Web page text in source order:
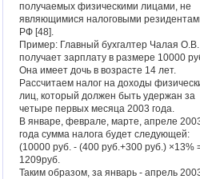
получаемых физическими лицами, не
являющимися налоговыми
РФ [48].
Пример: Главный бухгалтер Чалая О.В.
получает зарплату в размере 10000
Она имеет дочь в возрасте 14 лет.
Рассчитаем налог на доходы
лиц, который должен быть удержан за
четыре первых месяца 2003 года.
В январе, феврале, марте, апреле
года сумма налога будет следующей:
(10000 руб. - (400 руб.+300 руб.) ×13%
1209руб.
Таким образом, за январь - апрель